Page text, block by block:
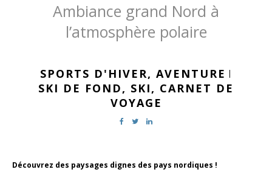
Ambiance grand Nord à
l’atmosphère polaire
SPORTS D'HIVER, AVENTURE |
SKI DE FOND, SKI, CARNET DE
VOYAGE
Découvrez des paysages dignes des pays nordiques !